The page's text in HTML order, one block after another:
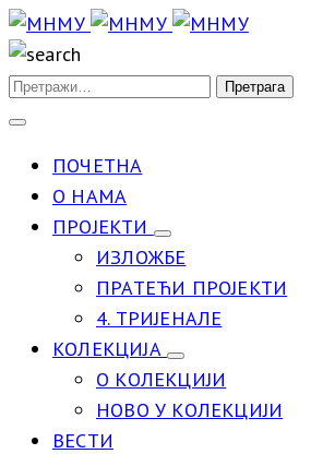
ПОЧЕТНА
О НАМА
ПРОЈЕКТИ
ИЗЛОЖБЕ
ПРАТЕЋИ ПРОЈЕКТИ
4. ТРИЈЕНАЛЕ
КОЛЕКЦИЈА
О КОЛЕКЦИЈИ
НОВО У КОЛЕКЦИЈИ
ВЕСТИ